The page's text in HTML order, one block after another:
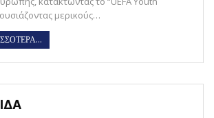
μερικούς…